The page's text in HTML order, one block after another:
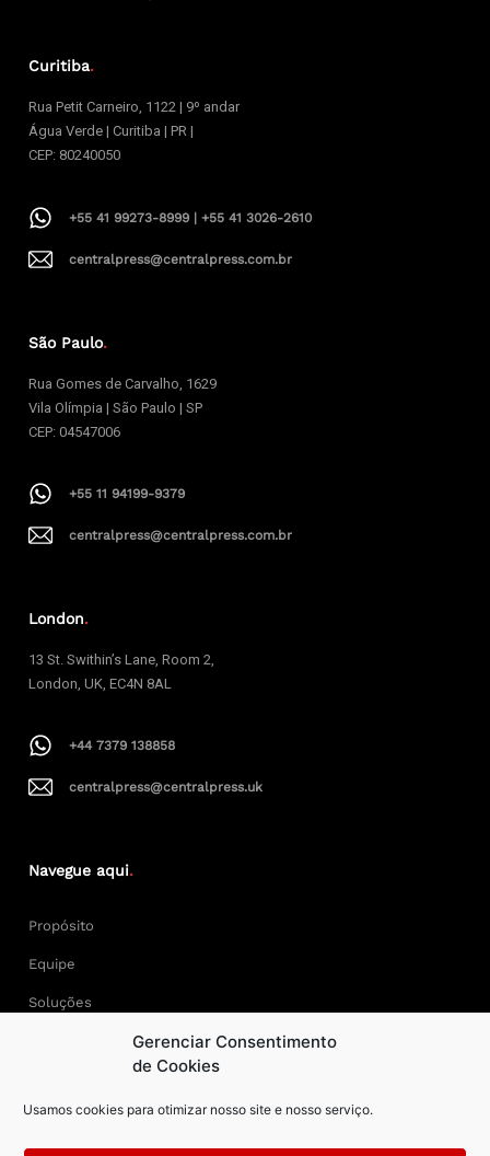
Gerenciar Consentimento
de Cookies
Usamos cookies para otimizar nosso site e nosso serviço.
Curitiba.
Rua Petit Carneiro, 1122 | 9º andar
Água Verde | Curitiba | PR |
CEP: 80240050
+55 41 99273-8999 | +55 41 3026-2610
centralpress@centralpress.com.br
São Paulo.
Rua Gomes de Carvalho, 1629
Vila Olímpia | São Paulo | SP
CEP: 04547006
+55 11 94199-9379
centralpress@centralpress.com.br
London.
13 St. Swithin’s Lane, Room 2,
London, UK, EC4N 8AL
+44 7379 138858
centralpress@centralpress.uk
Navegue aqui.
Propósito
Equipe
Soluções